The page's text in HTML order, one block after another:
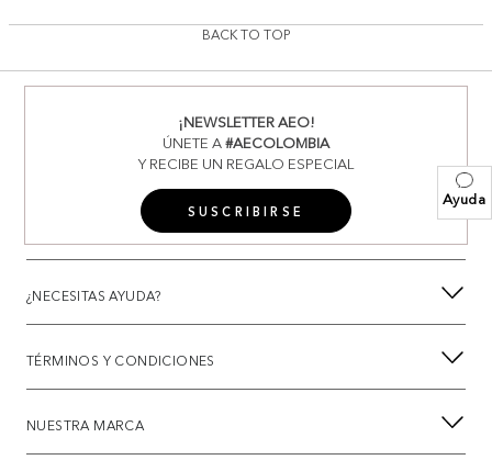
Ayuda
BACK TO TOP
¡NEWSLETTER AEO!
ÚNETE A#AECOLOMBIA
Y RECIBE UN REGALO ESPECIAL
SUSCRIBIRSE
¿NECESITAS AYUDA?
TÉRMINOS Y CONDICIONES
NUESTRA MARCA